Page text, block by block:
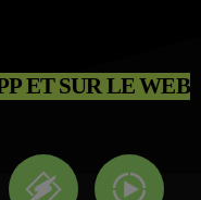
ET SUR LE WEB